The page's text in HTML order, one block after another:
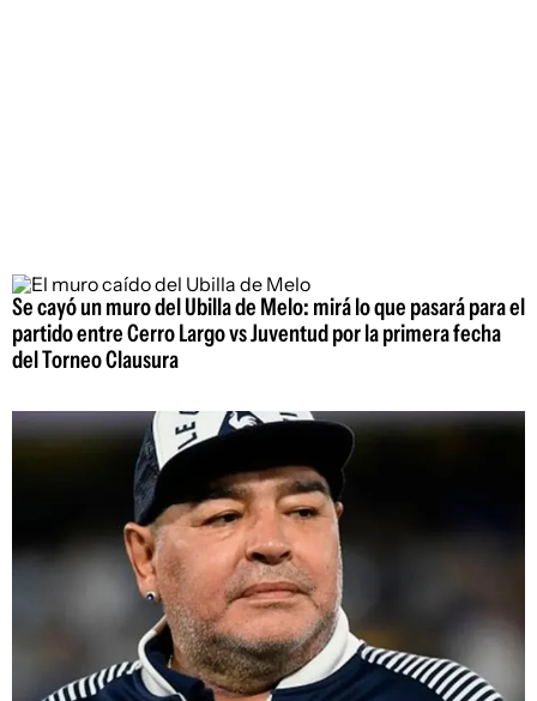
Se cayó un muro del Ubilla de Melo: mirá lo que pasará para el
partido entre Cerro Largo vs Juventud por la primera fecha
del Torneo Clausura